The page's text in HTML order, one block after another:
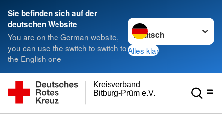
Sie befinden sich auf der
deutschen Website
You are on the German website,
you can use the switch to switch to
the English one
Sprache wechseln zu
Alles klar
Bitburg-Prüm e.V.
Kreisverband